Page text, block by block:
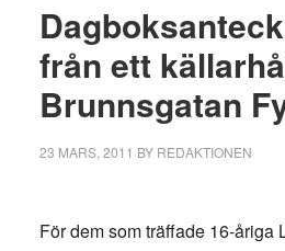
från ett
Brunnsgatan
23 MARS, 2011 BY REDAKTIONEN
För dem som träffade 16-åriga